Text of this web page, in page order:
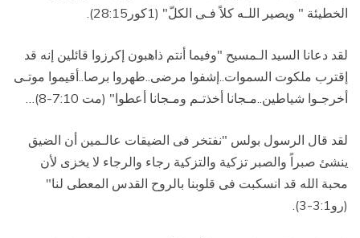
الخطيئة " ويصير اللـه كلاً فـى الكلّ" (1كور28:15).
لقد دعانا السيد الـمسيح "وفيما أنتم ذاهبون إكرزوا قائلين إنه قد
إقترب ملكوت السموات..إشفوا مرضى..طهروا برصا..أقيموا موتـى
أخرجـوا شياطين..مـجانا أخذتـم ومـجانا أعطوا" (مت 7:10-8)
…
لقد قال الرسول بولس "نفتخر فى الضيقات عالـمين أن الضيق
ينشئ صبراً والصبر تزكية والتزكية رجاء والرجاء لا يخزى لأن
محبة الله قد انسكبت فى قلوبنا بالروح القدس المعطى لنا"
(رو3:1-3).